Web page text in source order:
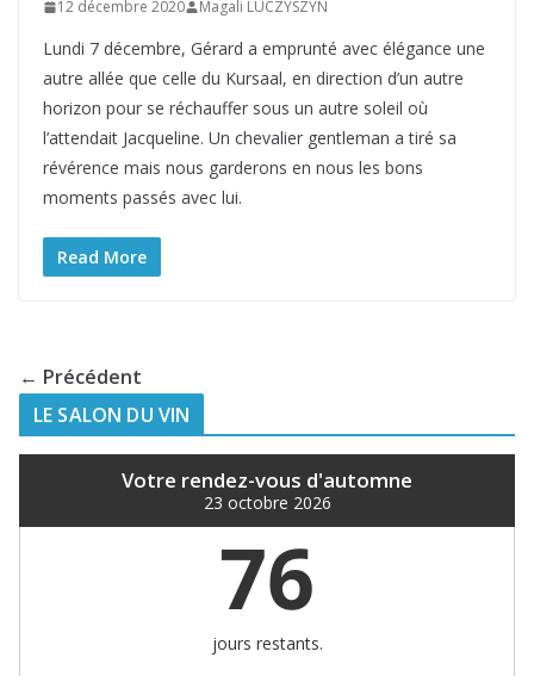
12 décembre 2020 Magali LUCZYSZYN
Lundi 7 décembre, Gérard a emprunté avec élégance une
autre allée que celle du Kursaal, en direction d’un autre
horizon pour se réchauffer sous un autre soleil où
l’attendait Jacqueline. Un chevalier gentleman a tiré sa
révérence mais nous garderons en nous les bons
moments passés avec lui.
Read More
← Précédent
LE SALON DU VIN
Votre rendez-vous d'automne
23 octobre 2026
76
jours restants.